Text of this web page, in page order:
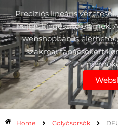
Precíziós lineáris
hajtás kiegészítő elemek.
webshopban is
szakmai tanácsokért
Home Golyósorsók